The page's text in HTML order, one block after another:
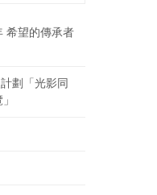
希望的傳承者
劃「光影同